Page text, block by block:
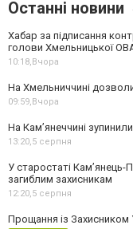
Останні новини
Хабар за підписання
голови Хмельницької
10:18, Вчора
На Хмельниччині
09:59, Вчора
На Камʼянеччині
13:20,5 серпня
У старостаті Кам’янець-
загиблим захисникам
12:20,5 серпня
Прощання із Захисником